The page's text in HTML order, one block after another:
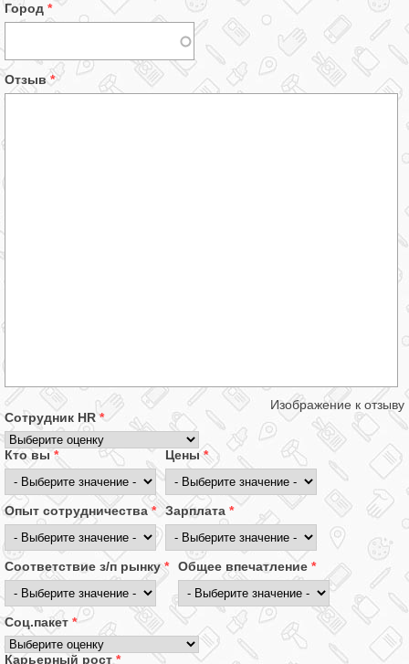
Город *
Отзыв*
Изображение к отзыву
Сотрудник HR*
Кто вы* Цены*
Опыт сотрудничества* Зарплата *
Соответствие з/п рынку* Общее впечатление *
Соц.пакет *
Карьерный рост *